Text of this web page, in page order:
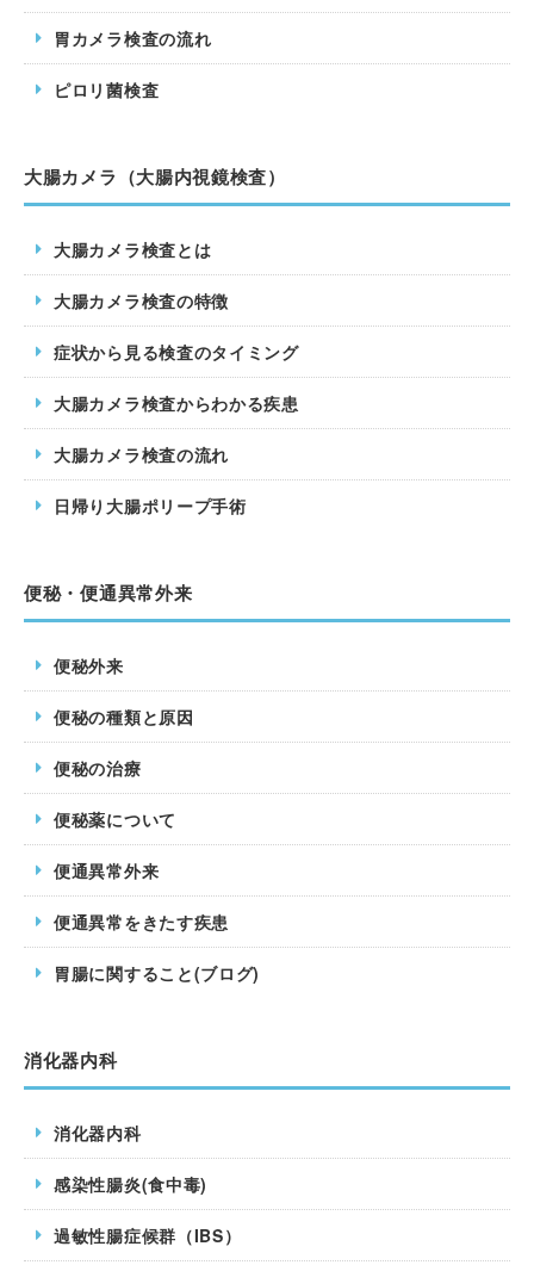
胃カメラ検査の流れ
ピロリ菌検査
大腸カメラ（大腸内視鏡検査）
大腸カメラ検査とは
大腸カメラ検査の特徴
症状から見る検査のタイミング
大腸カメラ検査からわかる疾患
大腸カメラ検査の流れ
日帰り大腸ポリープ手術
便秘・便通異常外来
便秘外来
便秘の種類と原因
便秘の治療
便秘薬について
便通異常外来
便通異常をきたす疾患
胃腸に関すること(ブログ)
消化器内科
消化器内科
感染性腸炎(食中毒)
過敏性腸症候群（IBS）